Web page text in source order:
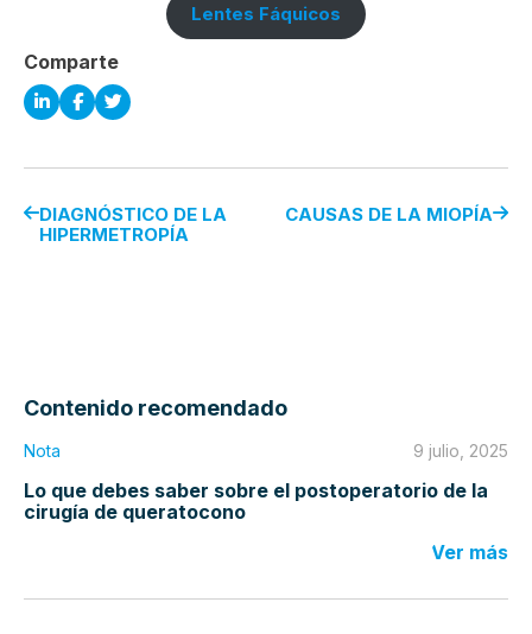
Lentes Fáquicos
Comparte
DIAGNÓSTICO DE LA
HIPERMETROPÍA
CAUSAS DE LA MIOPÍA
Contenido recomendado
Nota 9 julio, 2025
Lo que debes saber sobre el postoperatorio de la
cirugía de queratocono
Ver más